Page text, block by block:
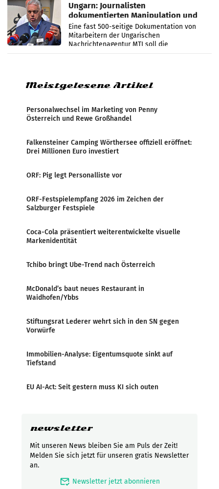
Ungarn: Journalisten
dokumentierten Manipulation und
Zensur
Eine fast 500-seitige Dokumentation von
Mitarbeitern der Ungarischen
Nachrichtenagentur MTI soll die
systematische Nachrichten-Manipulation und
Meistgelesene Artikel
Personalwechsel im Marketing von Penny
Österreich und Rewe Großhandel
Falkensteiner Camping Wörthersee offiziell eröffnet:
Drei Millionen Euro investiert
ORF: Pig legt Personalliste vor
ORF-Festspielempfang 2026 im Zeichen der
Salzburger Festspiele
Coca-Cola präsentiert weiterentwickelte visuelle
Markenidentität
Tchibo bringt Ube-Trend nach Österreich
McDonald’s baut neues Restaurant in
Waidhofen/Ybbs
Stiftungsrat Lederer wehrt sich in den SN gegen
Vorwürfe
Immobilien-Analyse: Eigentumsquote sinkt auf
Tiefstand
EU AI-Act: Seit gestern muss KI sich outen
newsletter
Mit unseren News bleiben Sie am Puls der Zeit!
Melden Sie sich jetzt für unseren gratis Newsletter
an.
mark_email_read Newsletter jetzt abonnieren